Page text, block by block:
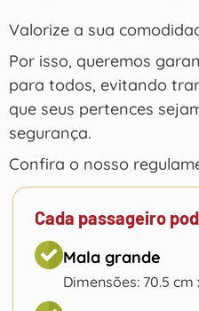
Valorize a sua
Por isso, queremos
para todos, evitando
que seus pertences
segurança.
Confira o nosso
Cada passageiro
Mala grande
Dimensões: 70.5 cm